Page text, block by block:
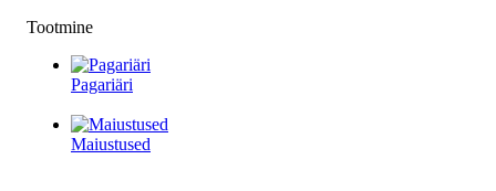
Tootmine
Pagariäri
Maiustused